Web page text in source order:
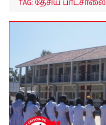
TAG: தேசிய பாடசாலை